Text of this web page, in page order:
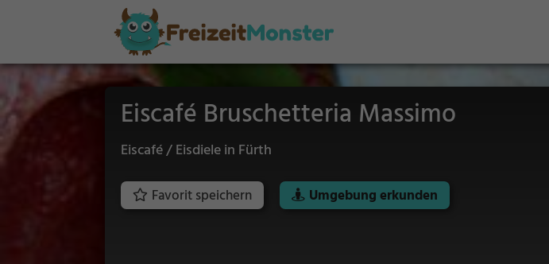
Eiscafé Bruschetteria Massimo
Eiscafé / Eisdiele in Fürth
Favorit speichern Umgebung erkunden